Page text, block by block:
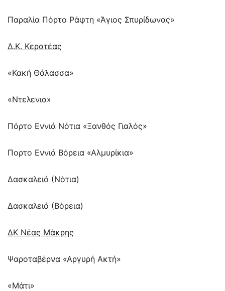
Παραλία Πόρτο Ράφτη «Άγιος Σπυρίδωνας»
Δ.Κ. Κερατέας
«Κακή Θάλασσα»
«Ντελενια»
Πόρτο Εννιά Νότια «Ξανθός Γιαλός»
Πορτο Εννιά Βόρεια «Αλμυρίκια»
Δασκαλειό (Νότια)
Δασκαλειό (Βόρεια)
ΔΚ Νέας Μάκρης
Ψαροταβέρνα «Αργυρή Ακτή»
«Μάτι»